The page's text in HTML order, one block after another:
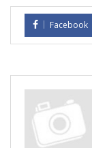
Facebook